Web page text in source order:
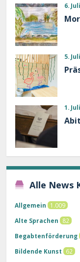
6.
5.
1.
Alle News
Allgemein
1.009
Alte Sprachen
82
Begabtenförderung
Bildende Kunst
62